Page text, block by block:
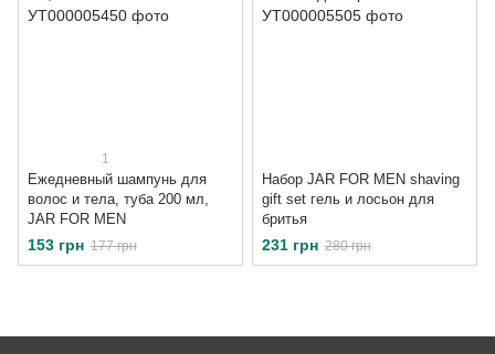
1
Ежедневный шампунь для
волос и тела, туба 200 мл,
JAR FOR MEN
153 грн 177 грн
Набор JAR FOR MEN shaving
gift set гель и лосьон для
бритья
231 грн 280 грн